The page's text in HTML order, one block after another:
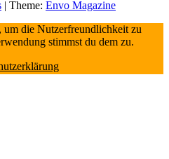
| Theme: Envo Magazine
um die Nutzerfreundlichkeit zu
stimmst du dem zu.